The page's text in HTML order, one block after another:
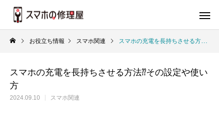
お役立ち情報 スマホ関連 スマホの充電を長持ちさせる方法⁇その設定や使い方
スマホの充電を長持ちさせる方法⁇その設定や使い
方
2024.09.10 スマホ関連